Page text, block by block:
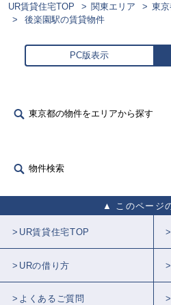
UR賃貸住宅TOP 関東エリア 東
後楽園駅の賃貸物件
PC版表示
東京都の物件をエリアから探す
物件検索
このページ
UR賃貸住宅TOP
URの借り方
よくあるご質問